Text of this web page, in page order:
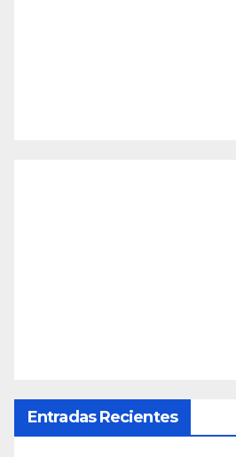
Entradas Recientes